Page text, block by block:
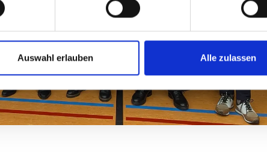
Auswahl erlauben Alle zulassen